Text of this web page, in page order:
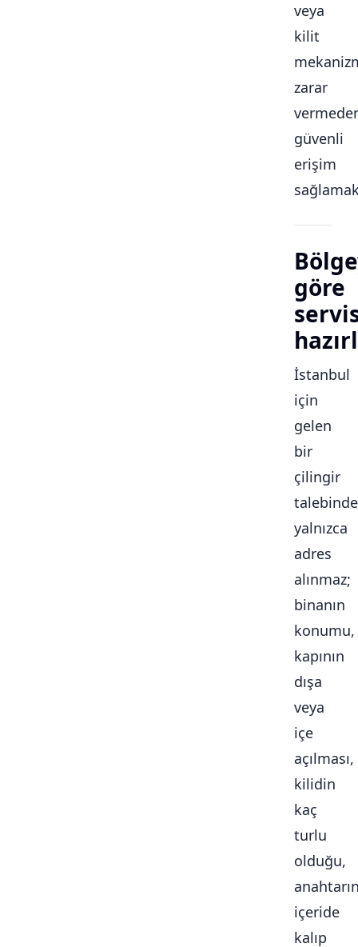
veya
kilit
zarar
güvenli
erişim
göre
İstanbul
için
gelen
bir
çilingir
talebinde
yalnızca
adres
alınmaz;
binanın
konumu,
kapının
dışa
veya
içe
açılması,
kilidin
kaç
turlu
olduğu,
içeride
kalıp